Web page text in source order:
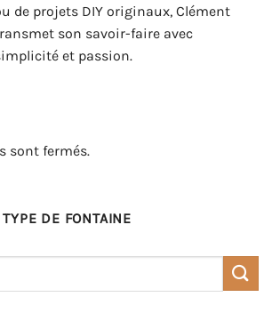
de projets DIY originaux, Clément
son savoir-faire avec
et passion.
sont fermés.
DE FONTAINE